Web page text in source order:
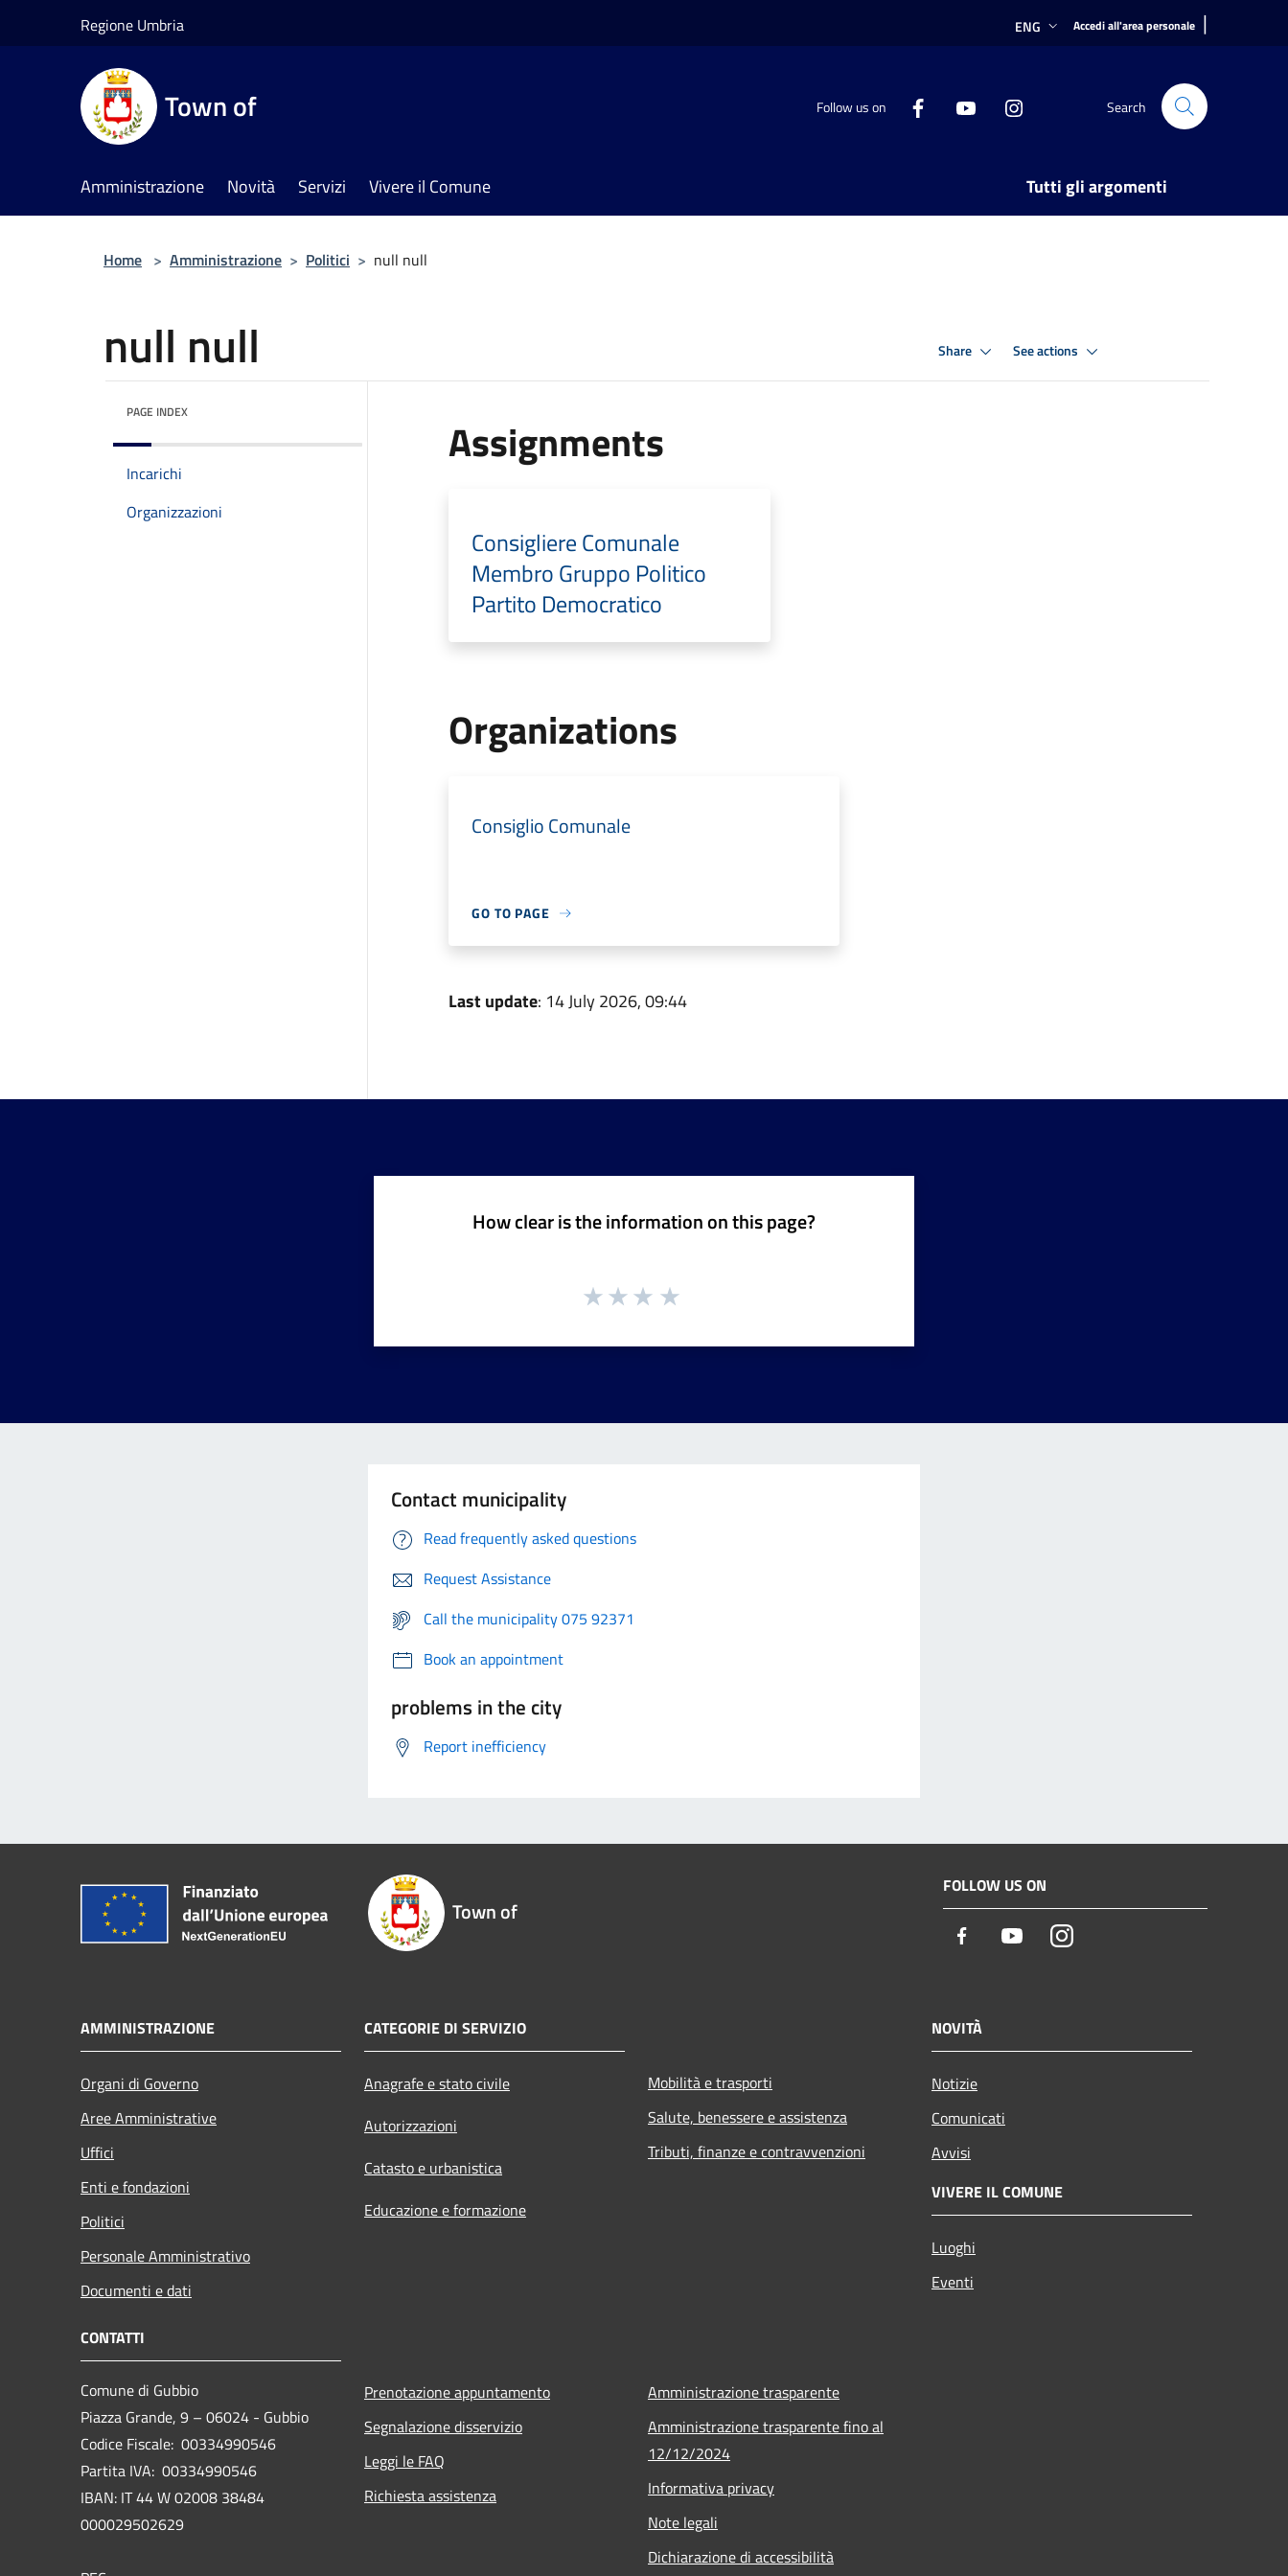
Regione Umbria ENG Accedi all'area personale |
Town of Follow us on Search
Amministrazione Novità Servizi Vivere il Comune Tutti gli argomenti
Home > Amministrazione > Politici > null null
null null Share See actions
PAGE INDEX
Incarichi
Organizzazioni
Assignments
Consigliere Comunale
Membro Gruppo Politico
Partito Democratico
Organizations
Consiglio Comunale
GO TO PAGE
Last update: 14 July 2026, 09:44
How clear is the information on this page?
Contact municipality
Read frequently asked questions
Request Assistance
Call the municipality 075 92371
Book an appointment
problems in the city
Report inefficiency
Town of
FOLLOW US ON
Facebook YoutubeInstagram
AMMINISTRAZIONE
Organi di Governo
Aree Amministrative
Uffici
Enti e fondazioni
Politici
Personale Amministrativo
Documenti e dati
CATEGORIE DI SERVIZIO
Anagrafe e stato civile
Autorizzazioni
Catasto e urbanistica
Educazione e formazione
Mobilità e trasporti
Salute, benessere e assistenza
Tributi, finanze e contravvenzioni
NOVITÀ
Notizie
Comunicati
Avvisi
VIVERE IL COMUNE
Luoghi
Eventi
CONTATTI
Comune di Gubbio
Piazza Grande, 9 – 06024 - Gubbio
Codice Fiscale: 00334990546
Partita IVA: 00334990546
IBAN: IT 44 W 02008 38484
000029502629
Prenotazione appuntamento
Segnalazione disservizio
Leggi le FAQ
Richiesta assistenza
Amministrazione trasparente
Amministrazione trasparente fino al
12/12/2024
Informativa privacy
Note legali
Dichiarazione di accessibilità